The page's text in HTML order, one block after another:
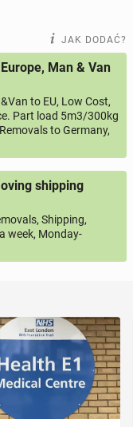
JAK DODAĆ?
Man & Van
to EU, Low Cost,
Part load 5m3/300kg
to Germany,
shipping
Shipping,
week, Monday-